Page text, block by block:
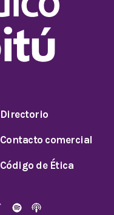
Directorio
Contacto comercial
Código de Ética